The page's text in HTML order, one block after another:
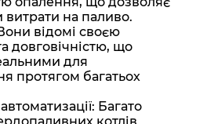
витрати на паливо.
відомі своєю
довговічністю, що
для
протягом багатьох
Багато